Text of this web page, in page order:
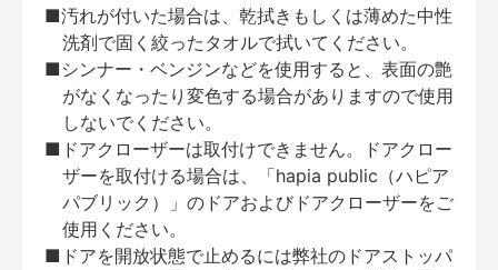
■汚れが付いた場合は、乾拭きもしくは薄めた中性
洗剤で固く絞ったタオルで拭いてください。
■シンナー・ベンジンなどを使用すると、表面の艶
がなくなったり変色する場合がありますので使用
しないでください。
■ドアクローザーは取付けできません。ドアクロー
ザーを取付ける場合は、「hapia public（ハピア
パブリック）」のドアおよびドアクローザーをご
使用ください。
■ドアを開放状態で止めるには弊社のドアストッパ